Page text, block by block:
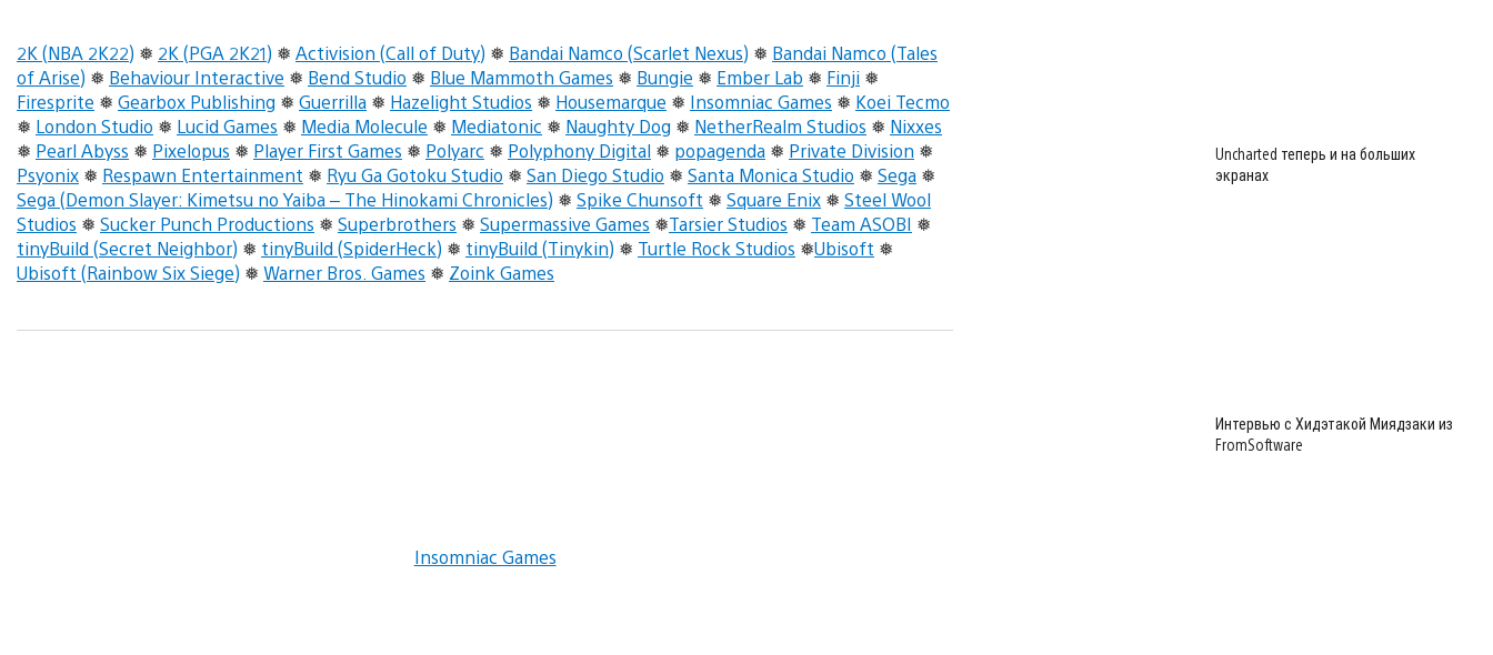
2K (NBA 2K22) ❅ 2K (PGA 2K21) ❅ Activision (Call of Duty) ❅ Bandai Namco (Scarlet Nexus) ❅ Bandai Namco (Tales
of Arise) ❅ Behaviour Interactive ❅ Bend Studio ❅ Blue Mammoth Games ❅ Bungie ❅ Ember Lab ❅ Finji ❅
Firesprite ❅ Gearbox Publishing ❅ Guerrilla ❅ Hazelight Studios ❅ Housemarque ❅ Insomniac Games ❅ Koei Tecmo
❅ London Studio ❅ Lucid Games ❅ Media Molecule ❅ Mediatonic ❅ Naughty Dog ❅ NetherRealm Studios ❅ Nixxes
❅ Pearl Abyss ❅ Pixelopus ❅ Player First Games ❅ Polyarc ❅ Polyphony Digital ❅ popagenda ❅ Private Division ❅
Psyonix ❅ Respawn Entertainment ❅ Ryu Ga Gotoku Studio ❅ San Diego Studio ❅ Santa Monica Studio ❅ Sega ❅
Sega (Demon Slayer: Kimetsu no Yaiba – The Hinokami Chronicles) ❅ Spike Chunsoft ❅ Square Enix ❅ Steel Wool
Studios ❅ Sucker Punch Productions ❅ Superbrothers ❅ Supermassive Games ❅Tarsier Studios ❅ Team ASOBI ❅
tinyBuild (Secret Neighbor) ❅ tinyBuild (SpiderHeck) ❅ tinyBuild (Tinykin) ❅ Turtle Rock Studios ❅Ubisoft ❅
Ubisoft (Rainbow Six Siege) ❅ Warner Bros. Games ❅ Zoink Games
Insomniac Games
Uncharted теперь и на больших
экранах
Интервью с Хидэтакой Миядзаки из
FromSoftware